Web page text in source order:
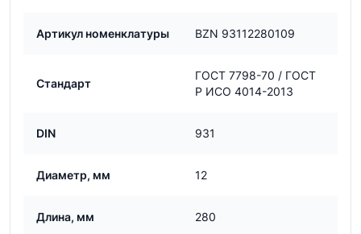
Артикул номенклатуры BZN 93112280109
Стандарт
ГОСТ 7798-70 / ГОСТ
Р ИСО 4014-2013
DIN 931
Диаметр, мм 12
Длина, мм 280